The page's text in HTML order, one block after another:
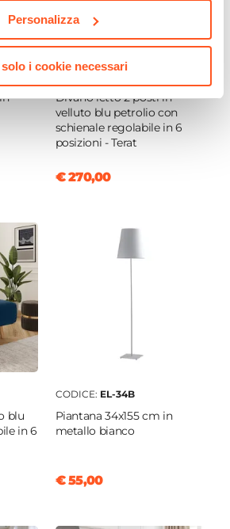
Personalizza
solo i cookie necessari
Divano letto 2 posti in
velluto blu petrolio con
schienale regolabile in 6
posizioni - Terat
€ 270,00
blu
in 6
CODICE: EL-34B
Piantana 34x155 cm in
metallo bianco
€ 55,00